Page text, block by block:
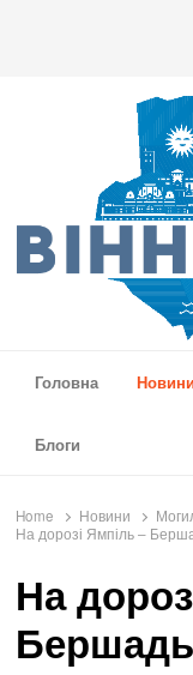
Головна
Новини
Блоги
Home Новини
На дорозі Ямпіль –
На